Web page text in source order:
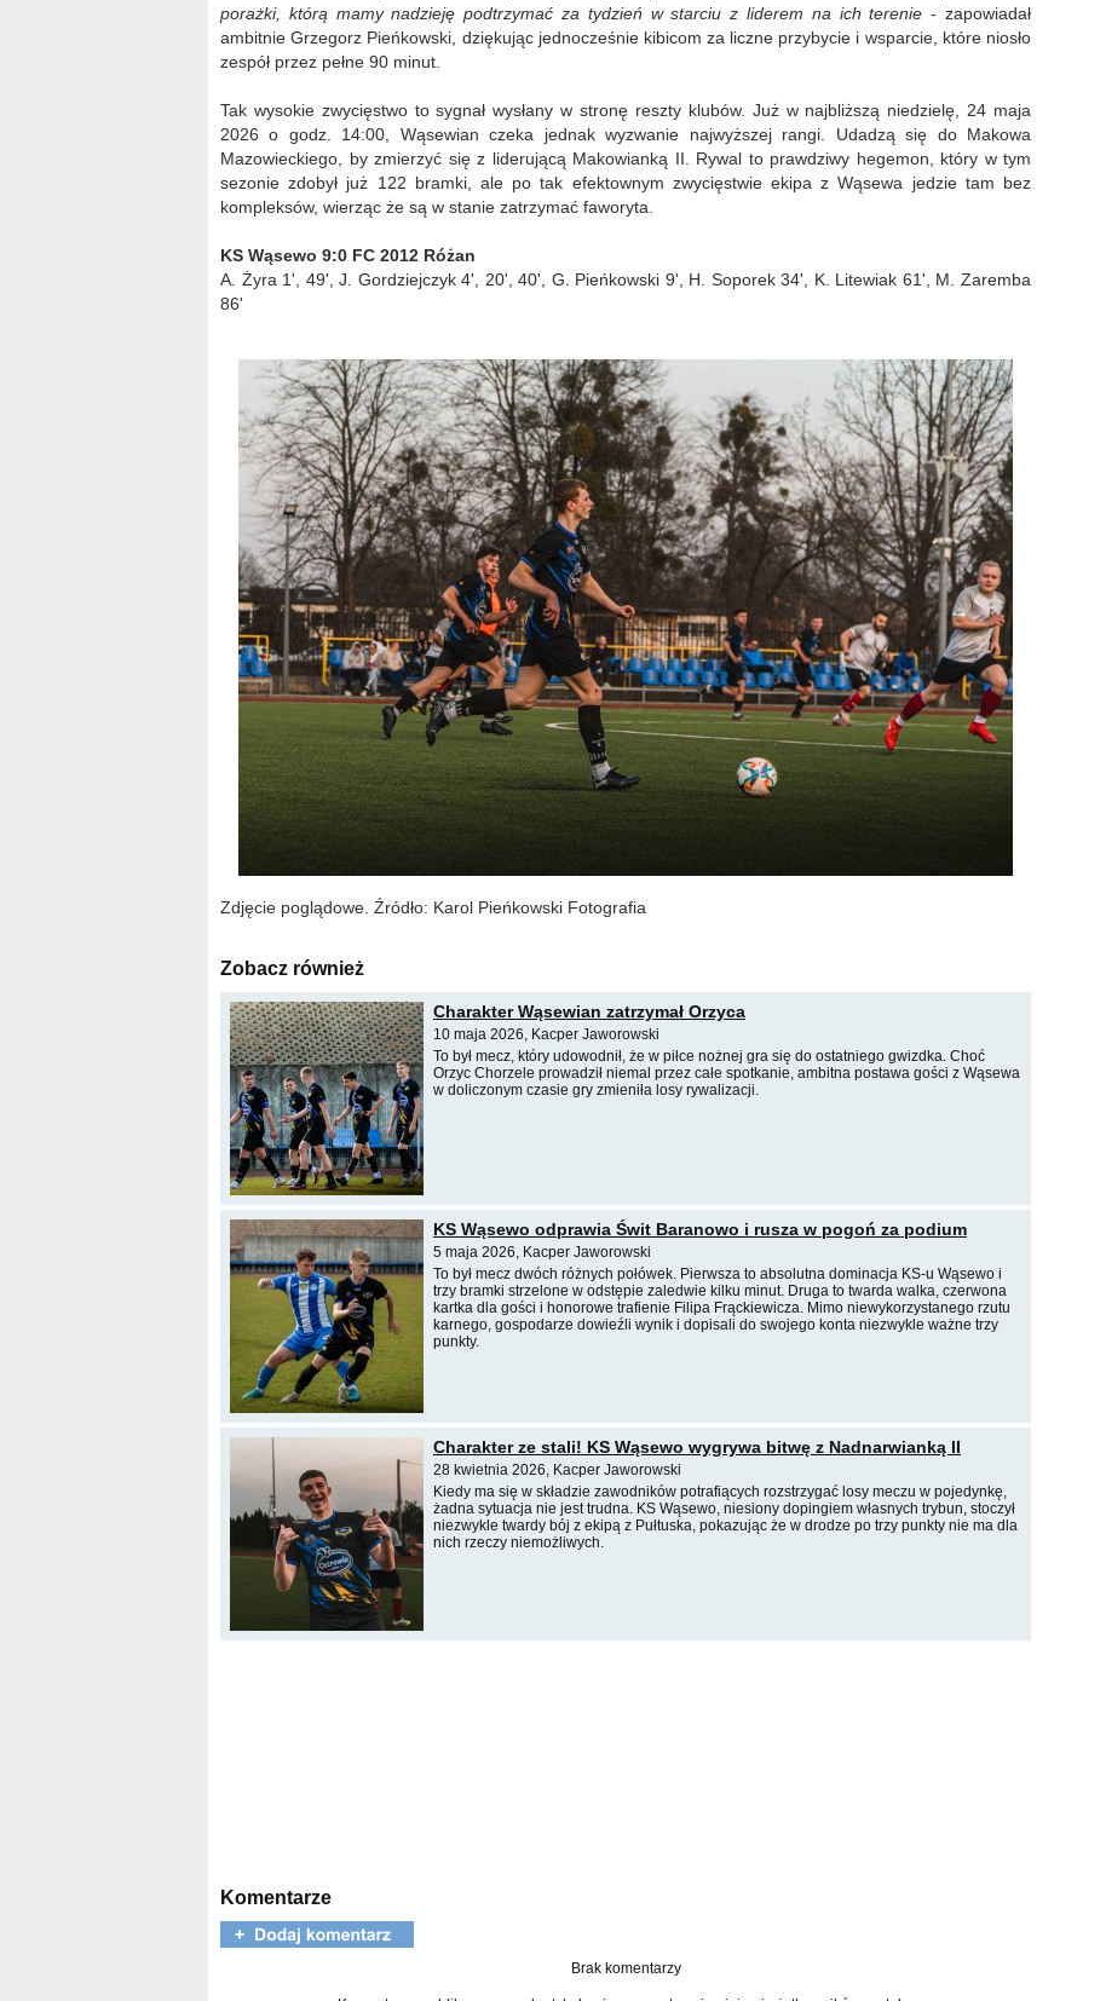
porażki, którą mamy nadzieję podtrzymać za tydzień w starciu z liderem na ich terenie- zapowiadał
ambitnie Grzegorz Pieńkowski, dziękując jednocześnie kibicom za liczne przybycie i wsparcie, które niosło
zespół przez pełne 90 minut.
Tak wysokie zwycięstwo to sygnał wysłany w stronę reszty klubów. Już w najbliższą niedzielę, 24 maja
2026 o godz. 14:00, Wąsewian czeka jednak wyzwanie najwyższej rangi. Udadzą się do Makowa
Mazowieckiego, by zmierzyć się z liderującą Makowianką II. Rywal to prawdziwy hegemon, który w tym
sezonie zdobył już 122 bramki, ale po tak efektownym zwycięstwie ekipa z Wąsewa jedzie tam bez
kompleksów, wierząc że są w stanie zatrzymać faworyta.
KS Wąsewo 9:0 FC 2012 Różan
A. Żyra 1', 49', J. Gordziejczyk 4', 20', 40', G. Pieńkowski 9', H. Soporek 34', K. Litewiak 61', M. Zaremba
86'
Zdjęcie poglądowe. Źródło: Karol Pieńkowski Fotografia
Zobacz również
Charakter Wąsewian zatrzymał Orzyca
10 maja 2026, Kacper Jaworowski
To był mecz, który udowodnił, że w piłce nożnej gra się do ostatniego gwizdka. Choć
Orzyc Chorzele prowadził niemal przez całe spotkanie, ambitna postawa gości z Wąsewa
w doliczonym czasie gry zmieniła losy rywalizacji.
KS Wąsewo odprawia Świt Baranowo i rusza w pogoń za podium
5 maja 2026, Kacper Jaworowski
To był mecz dwóch różnych połówek. Pierwsza to absolutna dominacja KS-u Wąsewo i
trzy bramki strzelone w odstępie zaledwie kilku minut. Druga to twarda walka, czerwona
kartka dla gości i honorowe trafienie Filipa Frąckiewicza. Mimo niewykorzystanego rzutu
karnego, gospodarze dowieźli wynik i dopisali do swojego konta niezwykle ważne trzy
punkty.
Charakter ze stali! KS Wąsewo wygrywa bitwę z Nadnarwianką II
28 kwietnia 2026, Kacper Jaworowski
Kiedy ma się w składzie zawodników potrafiących rozstrzygać losy meczu w pojedynkę,
żadna sytuacja nie jest trudna. KS Wąsewo, niesiony dopingiem własnych trybun, stoczył
niezwykle twardy bój z ekipą z Pułtuska, pokazując że w drodze po trzy punkty nie ma dla
nich rzeczy niemożliwych.
Komentarze
Brak komentarzy